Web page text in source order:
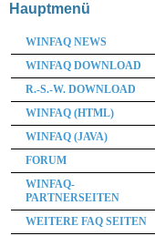
Hauptmenü
WINFAQ NEWS
WINFAQ DOWNLOAD
R.-S.-W. DOWNLOAD
WINFAQ (HTML)
WINFAQ (JAVA)
FORUM
WINFAQ-
PARTNERSEITEN
WEITERE FAQ SEITEN